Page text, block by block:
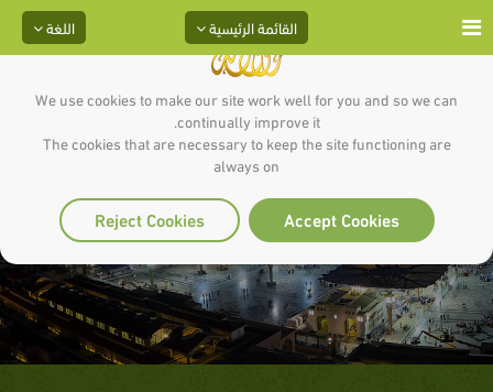
We use cookies to make our site work well for you and so we can
continually improve it.
The cookies that are necessary to keep the site functioning are
always on
Accept Cookies
Reject Cookies
اللغة القائمة الرئيسية
تحويل القبلة